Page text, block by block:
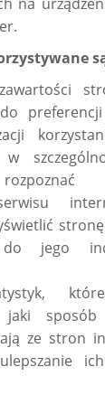
w
jego
sposób
ze stron